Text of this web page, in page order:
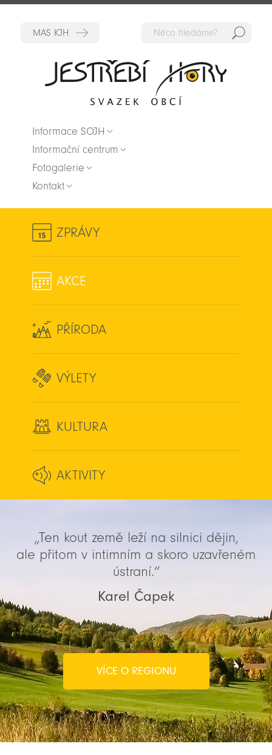
Informace SOJH
Informační centrum
Fotogalerie
Kontakt
ZPRÁVY
AKCE
PŘÍRODA
VÝLETY
KULTURA
AKTIVITY
„Ten kout země leží na silnici dějin,
ale přitom v intimním a skoro uzavřeném
ústraní.“
Karel Čapek
VÍCE O REGIONU